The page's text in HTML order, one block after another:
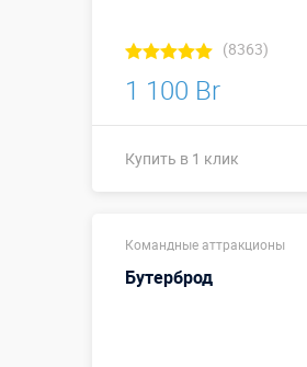
(8363)
1 100 Br
Купить в 1 клик
Размеры, м:
Больше деталей →
Командные аттракционы
Бутерброд